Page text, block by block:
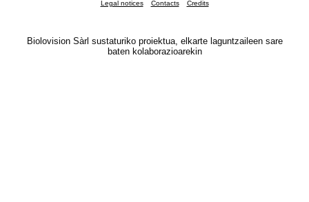
Legal notices Contacts Credits
Biolovision Sàrl sustaturiko proiektua, elkarte laguntzaileen sare
baten kolaborazioarekin